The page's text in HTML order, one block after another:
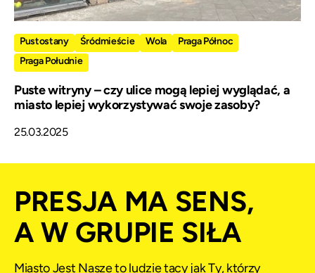
Pustostany Śródmieście Wola
Praga Północ
Praga Południe
Puste witryny – czy ulice mogą lepiej wyglądać, a
miasto lepiej wykorzystywać swoje zasoby?
25.03.2025
PRESJA MA SENS,
A W GRUPIE SIŁA
Miasto Jest Nasze to ludzie tacy jak Ty, którzy